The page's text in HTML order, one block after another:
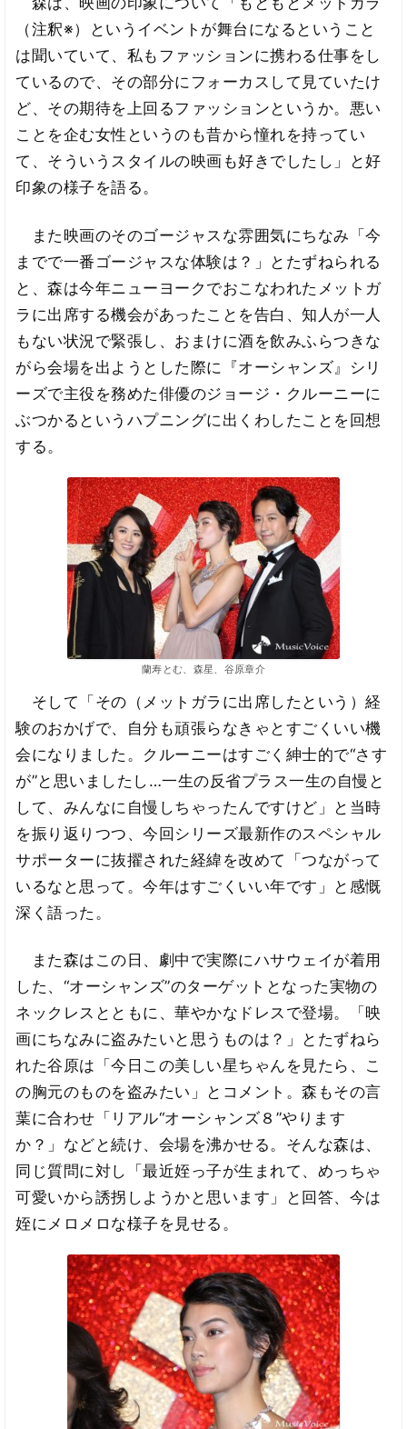
（注釈※）というイベントが舞台になるということ
は聞いていて、私もファッションに携わる仕事をし
ているので、その部分にフォーカスして見ていたけ
ど、その期待を上回るファッションというか。悪い
ことを企む女性というのも昔から憧れを持ってい
て、そういうスタイルの映画も好きでしたし」と好
印象の様子を語る。
また映画のそのゴージャスな雰囲気にちなみ「今
までで一番ゴージャスな体験は？」とたずねられる
と、森は今年ニューヨークでおこなわれたメットガ
ラに出席する機会があったことを告白、知人が一人
もない状況で緊張し、おまけに酒を飲みふらつきな
がら会場を出ようとした際に『オーシャンズ』シリ
ーズで主役を務めた俳優のジョージ・クルーニーに
ぶつかるというハプニングに出くわしたことを回想
する。
蘭寿とむ、森星、谷原章介
そして「その（メットガラに出席したという）経
験のおかげで、自分も頑張らなきゃとすごくいい機
会になりました。クルーニーはすごく紳士的で“さす
が”と思いましたし…一生の反省プラス一生の自慢と
して、みんなに自慢しちゃったんですけど」と当時
を振り返りつつ、今回シリーズ最新作のスペシャル
サポーターに抜擢された経緯を改めて「つながって
いるなと思って。今年はすごくいい年です」と感慨
深く語った。
また森はこの日、劇中で実際にハサウェイが着用
した、“オーシャンズ”のターゲットとなった実物の
ネックレスとともに、華やかなドレスで登場。「映
画にちなみに盗みたいと思うものは？」とたずねら
れた谷原は「今日この美しい星ちゃんを見たら、こ
の胸元のものを盗みたい」とコメント。森もその言
葉に合わせ「リアル“オーシャンズ８”やります
か？」などと続け、会場を沸かせる。そんな森は、
同じ質問に対し「最近姪っ子が生まれて、めっちゃ
可愛いから誘拐しようかと思います」と回答、今は
姪にメロメロな様子を見せる。